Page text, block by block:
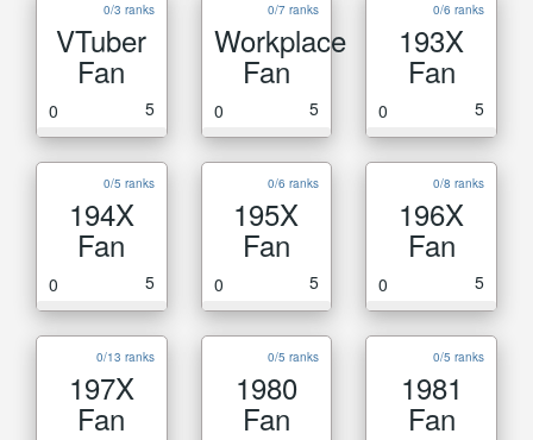
0/3 ranks
VTuber
Fan
0 5
0/7 ranks
Workplace
Fan
0 5
0/6 ranks
193X
Fan
0 5
0/5 ranks
194X
Fan
0 5
0/6 ranks
195X
Fan
0 5
0/8 ranks
196X
Fan
0 5
0/13 ranks
197X
Fan
0/5 ranks
1980
Fan
0/5 ranks
1981
Fan